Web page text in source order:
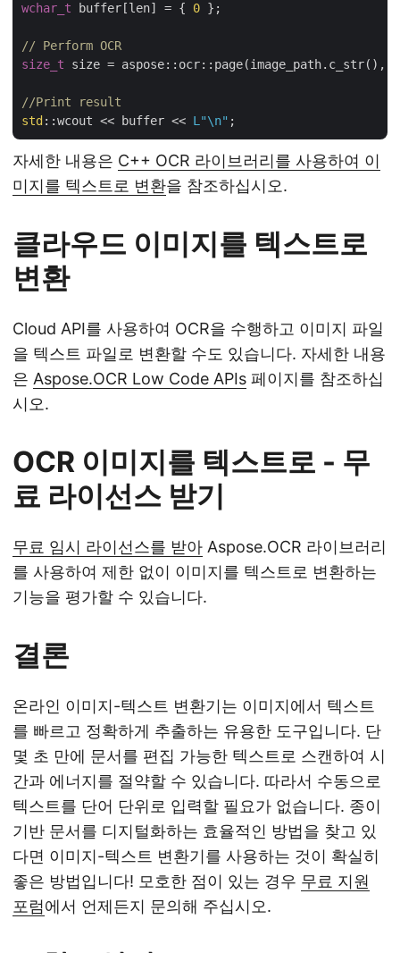
wchar_t buffer[len] = { 0 };
// Perform OCR
size_t size =
//Print result
std ::wcout << buffer << L"\n"
자세한 내용은 C++ OCR 라이브러리를 사용하여 이
미지를 텍스트로 변환을 참조하십시오.
클라우드 이미지를 텍스트로
변환
Cloud API를 사용하여 OCR을 수행하고 이미지 파일
을 텍스트 파일로 변환할 수도 있습니다. 자세한 내용
은 Aspose.OCR Low Code APIs 페이지를 참조하십
시오.
OCR 이미지를 텍스트로 - 무
료 라이선스 받기
무료 임시 라이선스를 받아 Aspose.OCR 라이브러리
를 사용하여 제한 없이 이미지를 텍스트로 변환하는
기능을 평가할 수 있습니다.
결론
온라인 이미지-텍스트 변환기는 이미지에서 텍스트
를 빠르고 정확하게 추출하는 유용한 도구입니다. 단
몇 초 만에 문서를 편집 가능한 텍스트로 스캔하여 시
간과 에너지를 절약할 수 있습니다. 따라서 수동으로
텍스트를 단어 단위로 입력할 필요가 없습니다. 종이
기반 문서를 디지털화하는 효율적인 방법을 찾고 있
다면 이미지-텍스트 변환기를 사용하는 것이 확실히
좋은 방법입니다! 모호한 점이 있는 경우 무료 지원
포럼에서 언제든지 문의해 주십시오.